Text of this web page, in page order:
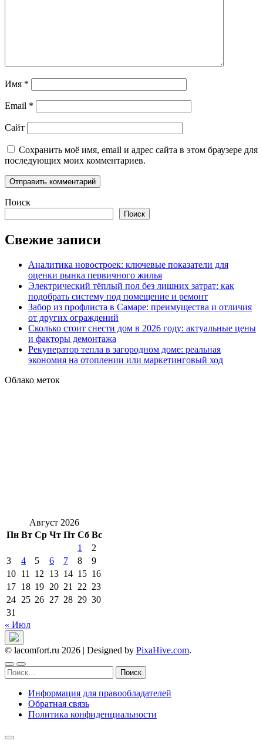
Имя *
Email *
Сайт
Сохранить моё имя, email и адрес сайта в этом браузере для
последующих моих комментариев.
Поиск
Поиск
Свежие записи
Аналитика новостроек: ключевые показатели для
оценки рынка первичного жилья
Электрический тёплый пол без лишних затрат: как
подобрать систему под помещение и ремонт
Забор из профлиста в Самаре: преимущества и отличия
от других ограждений
Сколько стоит снести дом в 2026 году: актуальные цены
и факторы демонтажа
Рекуператор тепла в загородном доме: реальная
экономия на отоплении или маркетинговый ход
Облако меток
Август 2026
Пн Вт Ср Чт Пт Сб Вс
1
2
3
4 5 6 7 8
9
10 11 12 13 14 15 16
17 18 19 20 21 22 23
24 25 26 27 28 29 30
31
« Июл
© lacomfort.ru 2026 | Designed by PixaHive.com.
Найти:
Информация для правообладателей
Обратная связь
Политика конфиденциальности